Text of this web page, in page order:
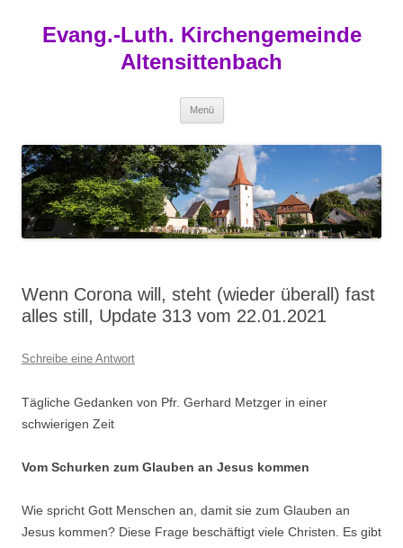
springen
Evang.-Luth. Kirchengemeinde
Altensittenbach
Menü
Wenn Corona will, steht (wieder überall) fast
alles still, Update 313 vom 22.01.2021
Schreibe eine Antwort
Tägliche Gedanken von Pfr. Gerhard Metzger in einer
schwierigen Zeit
Vom Schurken zum Glauben an Jesus kommen
Wie spricht Gott Menschen an, damit sie zum Glauben an
Jesus kommen? Diese Frage beschäftigt viele Christen. Es gibt